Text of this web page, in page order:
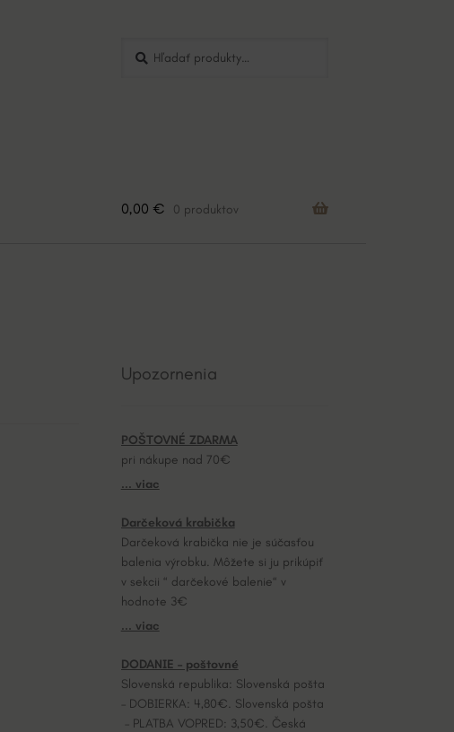
0,00 € 0 produktov
Upozornenia
POŠTOVNÉ ZDARMA
pri nákupe nad 70€
... viac
Darčeková krabička
Darčeková krabička nie je súčasťou
balenia výrobku. Môžete si ju prikúpiť
v sekcii “ darčekové balenie“ v
hodnote 3€
... viac
DODANIE – poštovné
Slovenská republika: Slovenská pošta
– DOBIERKA: 4,80€. Slovenská pošta
– PLATBA VOPRED: 3,50€. Česká